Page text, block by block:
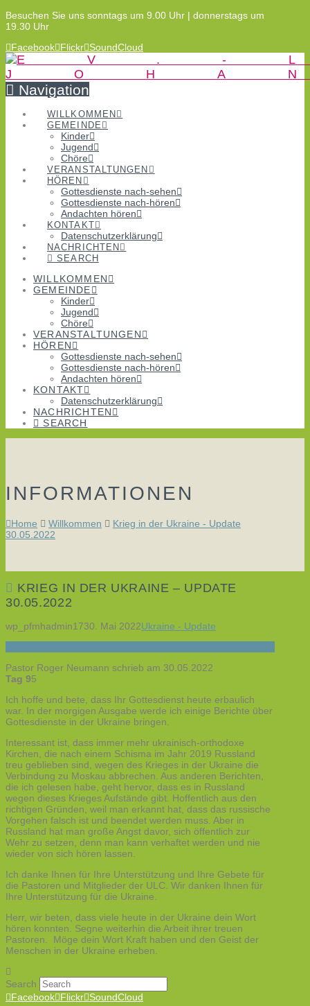
Besuchen Sie uns sonntags um 9.00 Uhr | donnerstags um
19.30 Uhr
Facebook Flickr SoundCloud
Navigation
WILLKOMMEN
GEMEINDE
Kinder
Jugend
Chöre
VERANSTALTUNGEN
HÖREN
Gottesdienste nach-sehen
Gottesdienste nach-hören
Andachten hören
KONTAKT
Datenschutzerklärung
NACHRICHTEN
SEARCH
WILLKOMMEN
GEMEINDE
Kinder
Jugend
Chöre
VERANSTALTUNGEN
HÖREN
Gottesdienste nach-sehen
Gottesdienste nach-hören
Andachten hören
KONTAKT
Datenschutzerklärung
NACHRICHTEN
SEARCH
INFORMATIONEN
Home Willkommen
Krieg in der Ukraine - Update
30.05.2022
KRIEG IN DER UKRAINE – UPDATE
30.05.2022
wp_pfmhadmin1730. Mai 2022Ukraine - Update
Pastor Roger Neumann schrieb am 30.05.2022
Tag 95
Ich hoffe und bete, dass Ihr Gottesdienst heute erbaulich
war. In der morgigen Ausgabe werde ich einige Berichte über
Gottesdienste in der Ukraine bringen.
Interessant ist, dass immer mehr ukrainisch-orthodoxe
Kirchen, die nach einem Schisma im Jahr 2019 Russland
treu geblieben sind, wegen des Krieges in der Ukraine die
Verbindung zu Moskau abbrechen. Aus anderen Berichten,
die ich gelesen habe, geht hervor, dass es in Russland
wegen dieses Krieges Aufstände gibt. Hoffentlich aus den
richtigen Gründen, weil man erkannt hat, dass das russische
Vorgehen falsch ist und beendet werden muss. Aber in
Russland hat man große Angst davor, sich öffentlich zur
Wehr zu setzen, denn man kann verhaftet werden und nie
wieder von sich hören lassen.
Ich danke Ihnen für Ihre Unterstützung und Ihre Gebete für
die Pastoren und Mitglieder der ULC. Wir danken Ihnen für
Ihre Unterstützung für die Ukraine.
Herr, wir beten, dass viele heute in der Ukraine dein Wort
hören konnten. Segne weiterhin die Arbeit ihrer treuen
Pastoren. Möge dein Wort Kraft haben und den Geist der
Menschen in der Ukraine erheben.
Search
Facebook Flickr SoundCloud